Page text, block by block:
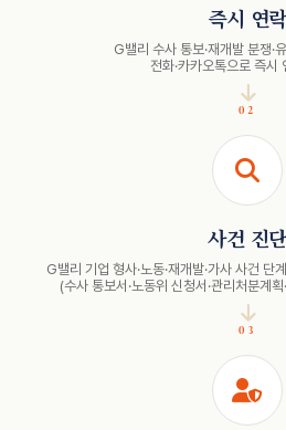
즉시 연
G밸리 수사 통보·재개발 분쟁·
전화·카카오톡으로 즉시
02
사건 진
G밸리 기업 형사·노동·재개발·가사 사건
(수사 통보서·노동위 신청서·관리처분계
03